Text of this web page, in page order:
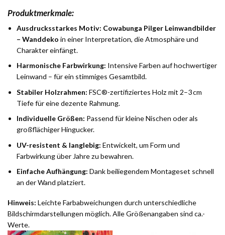
Produktmerkmale:
Ausdrucksstarkes Motiv: Cowabunga Pilger Leinwandbilder
– Wanddeko in einer Interpretation, die Atmosphäre und
Charakter einfängt.
Harmonische Farbwirkung: Intensive Farben auf hochwertiger
Leinwand – für ein stimmiges Gesamtbild.
Stabiler Holzrahmen: FSC®-zertifiziertes Holz mit 2–3 cm
Tiefe für eine dezente Rahmung.
Individuelle Größen: Passend für kleine Nischen oder als
großflächiger Hingucker.
UV-resistent & langlebig: Entwickelt, um Form und
Farbwirkung über Jahre zu bewahren.
Einfache Aufhängung: Dank beiliegendem Montageset schnell
an der Wand platziert.
Hinweis: Leichte Farbabweichungen durch unterschiedliche
Bildschirmdarstellungen möglich. Alle Größenangaben sind ca.-
Werte.